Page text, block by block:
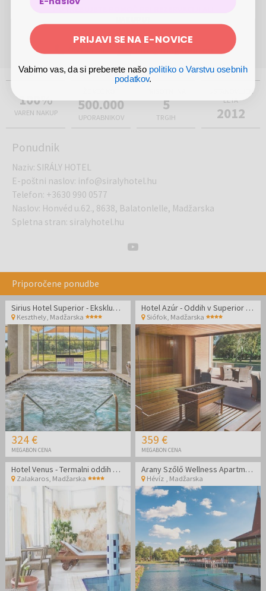
100%
VAREN NAKUP 500.000
UPORABNIKOV
5
TRGIH
USTANOVLJEN
LETA
2012
Ponudnik
Naziv: SIRÁLY HOTEL
E-poštni naslov: info@siralyhotel.hu
Telefon: +3630 990 0577
Naslov: Honvéd u.62., 8638, Balatonlelle, Madžarska
Spletna stran: siralyhotel.hu
Priporočene ponudbe
Sirius Hotel Superior - Ekskluzivni wellness oddih za pare
Keszthely, Madžarska
324 €
MEGABON CENA
Hotel Azúr - Oddih v Superior družinski sobi
Siófok Madžarska
359 €
MEGABON CENA
Hotel Venus - Termalni oddih na Madžarskem
Zalakaros, Madžarska
Arany Szőlő Wellness Apartmanház Hévíz
Hévíz Madžarska
PRIJAVI SE NA E-NOVICE
Vabimo vas, da si preberete našo politiko o Varstvu osebnih
podatkov.